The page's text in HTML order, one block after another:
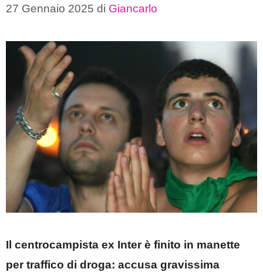
27 Gennaio 2025 di Giancarlo
Il centrocampista ex Inter è finito in manette
per traffico di droga: accusa gravissima